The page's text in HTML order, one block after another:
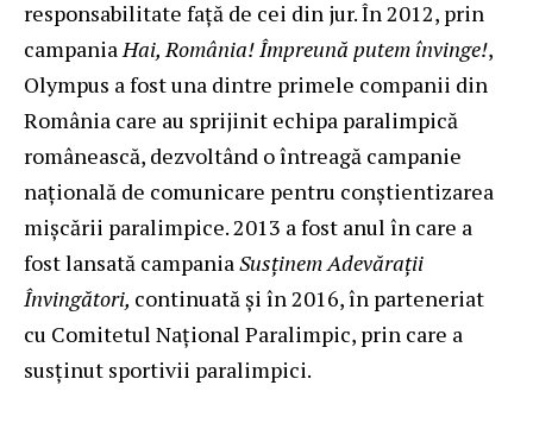
responsabilitate față de cei din jur. În 2012, prin
campania Hai, România! Împreună putem învinge!,
Olympus a fost una dintre primele companii din
România care au sprijinit echipa paralimpică
românească, dezvoltând o întreagă campanie
națională de comunicare pentru conștientizarea
mișcării paralimpice. 2013 a fost anul în care a
fost lansată campania Susținem Adevărații
Învingători, continuată și în 2016, în parteneriat
cu Comitetul Național Paralimpic, prin care a
susținut sportivii paralimpici.